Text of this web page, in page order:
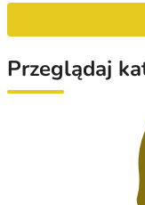
Przeglądaj